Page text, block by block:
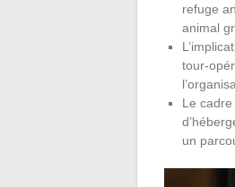
refuge
animal
tour-
Le
un